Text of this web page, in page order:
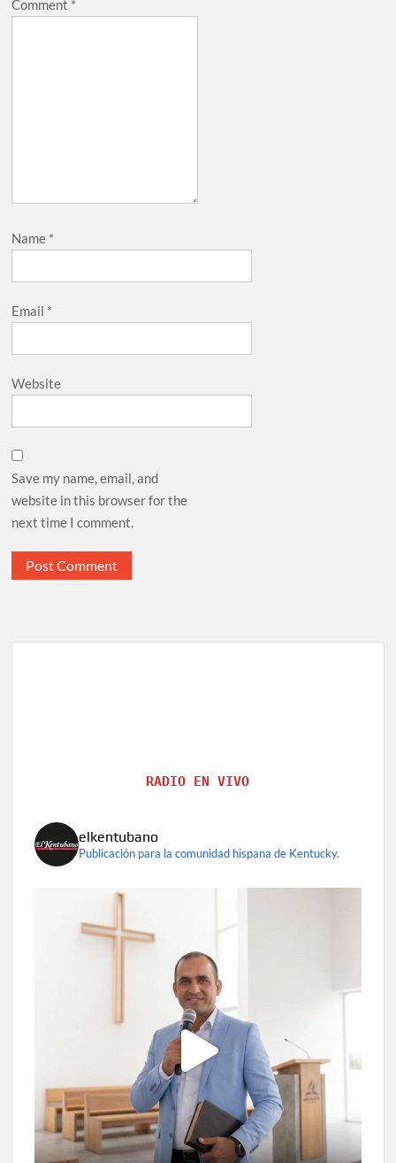
Comment *
Name *
Email *
Website
Save my name, email, and
website in this browser for the
next time I comment.
RADIO EN VIVO
elkentubano
Publicación para la comunidad hispana de Kentucky.